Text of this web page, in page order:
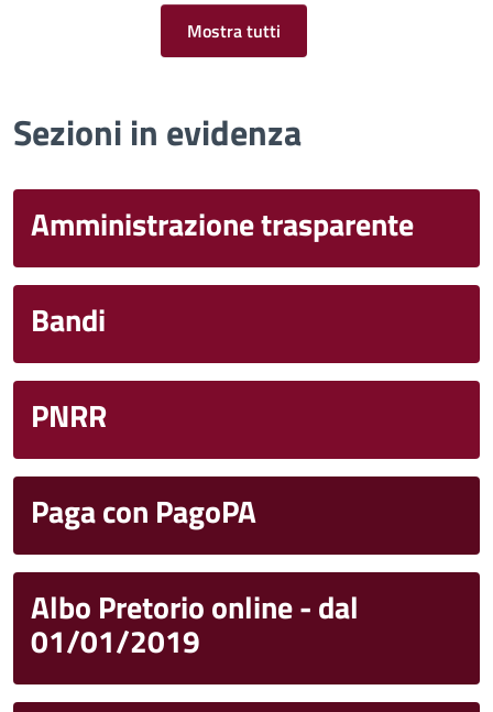
Mostra tutti
Sezioni in evidenza
Amministrazione trasparente
Bandi
PNRR
Paga con PagoPA
Albo Pretorio online - dal
01/01/2019